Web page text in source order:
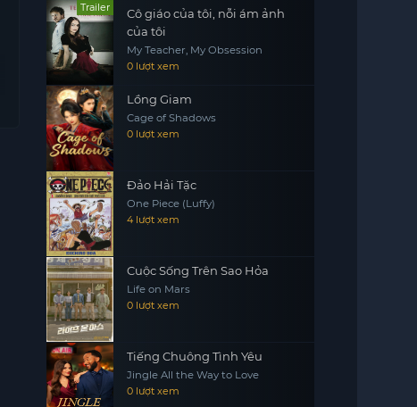
Trailer
Cô giáo của tôi, nỗi ám ảnh
của tôi
My Teacher, My Obsession
0 lượt xem
Lồng Giam
Cage of Shadows
0 lượt xem
Đảo Hải Tặc
One Piece (Luffy)
4 lượt xem
Cuộc Sống Trên Sao Hỏa​
Life on Mars
0 lượt xem
Tiếng Chuông Tình Yêu
Jingle All the Way to Love
0 lượt xem